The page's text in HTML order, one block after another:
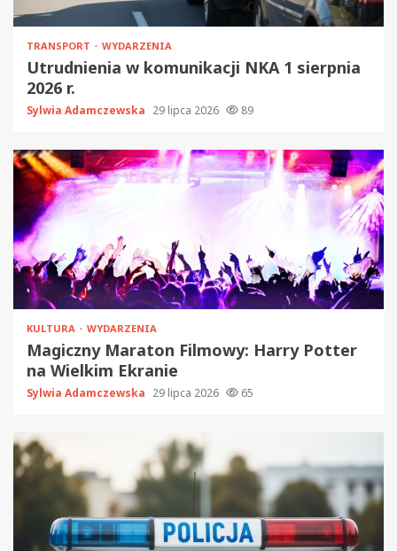
TRANSPORT WYDARZENIA
Utrudnienia w komunikacji NKA 1 sierpnia
2026 r.
Sylwia Adamczewska 29 lipca 2026 89
KULTURA WYDARZENIA
Magiczny Maraton Filmowy: Harry Potter
na Wielkim Ekranie
Sylwia Adamczewska 29 lipca 2026 65